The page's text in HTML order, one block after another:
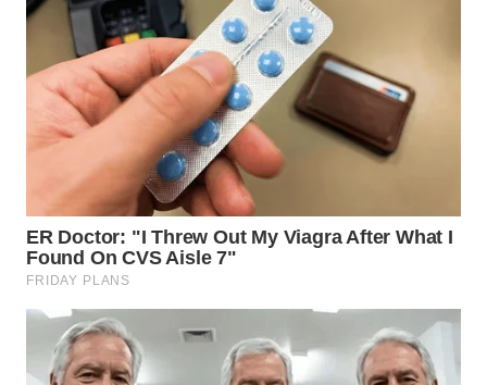
BALI
KALBAR
KALTENG
WN
KALTARA
WN
KALSEL